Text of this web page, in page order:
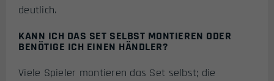
deutlich.
KANN ICH DAS SET SELBST MONTIEREN ODER
BENÖTIGE ICH EINEN HÄNDLER?
Viele Spieler montieren das Set selbst; die